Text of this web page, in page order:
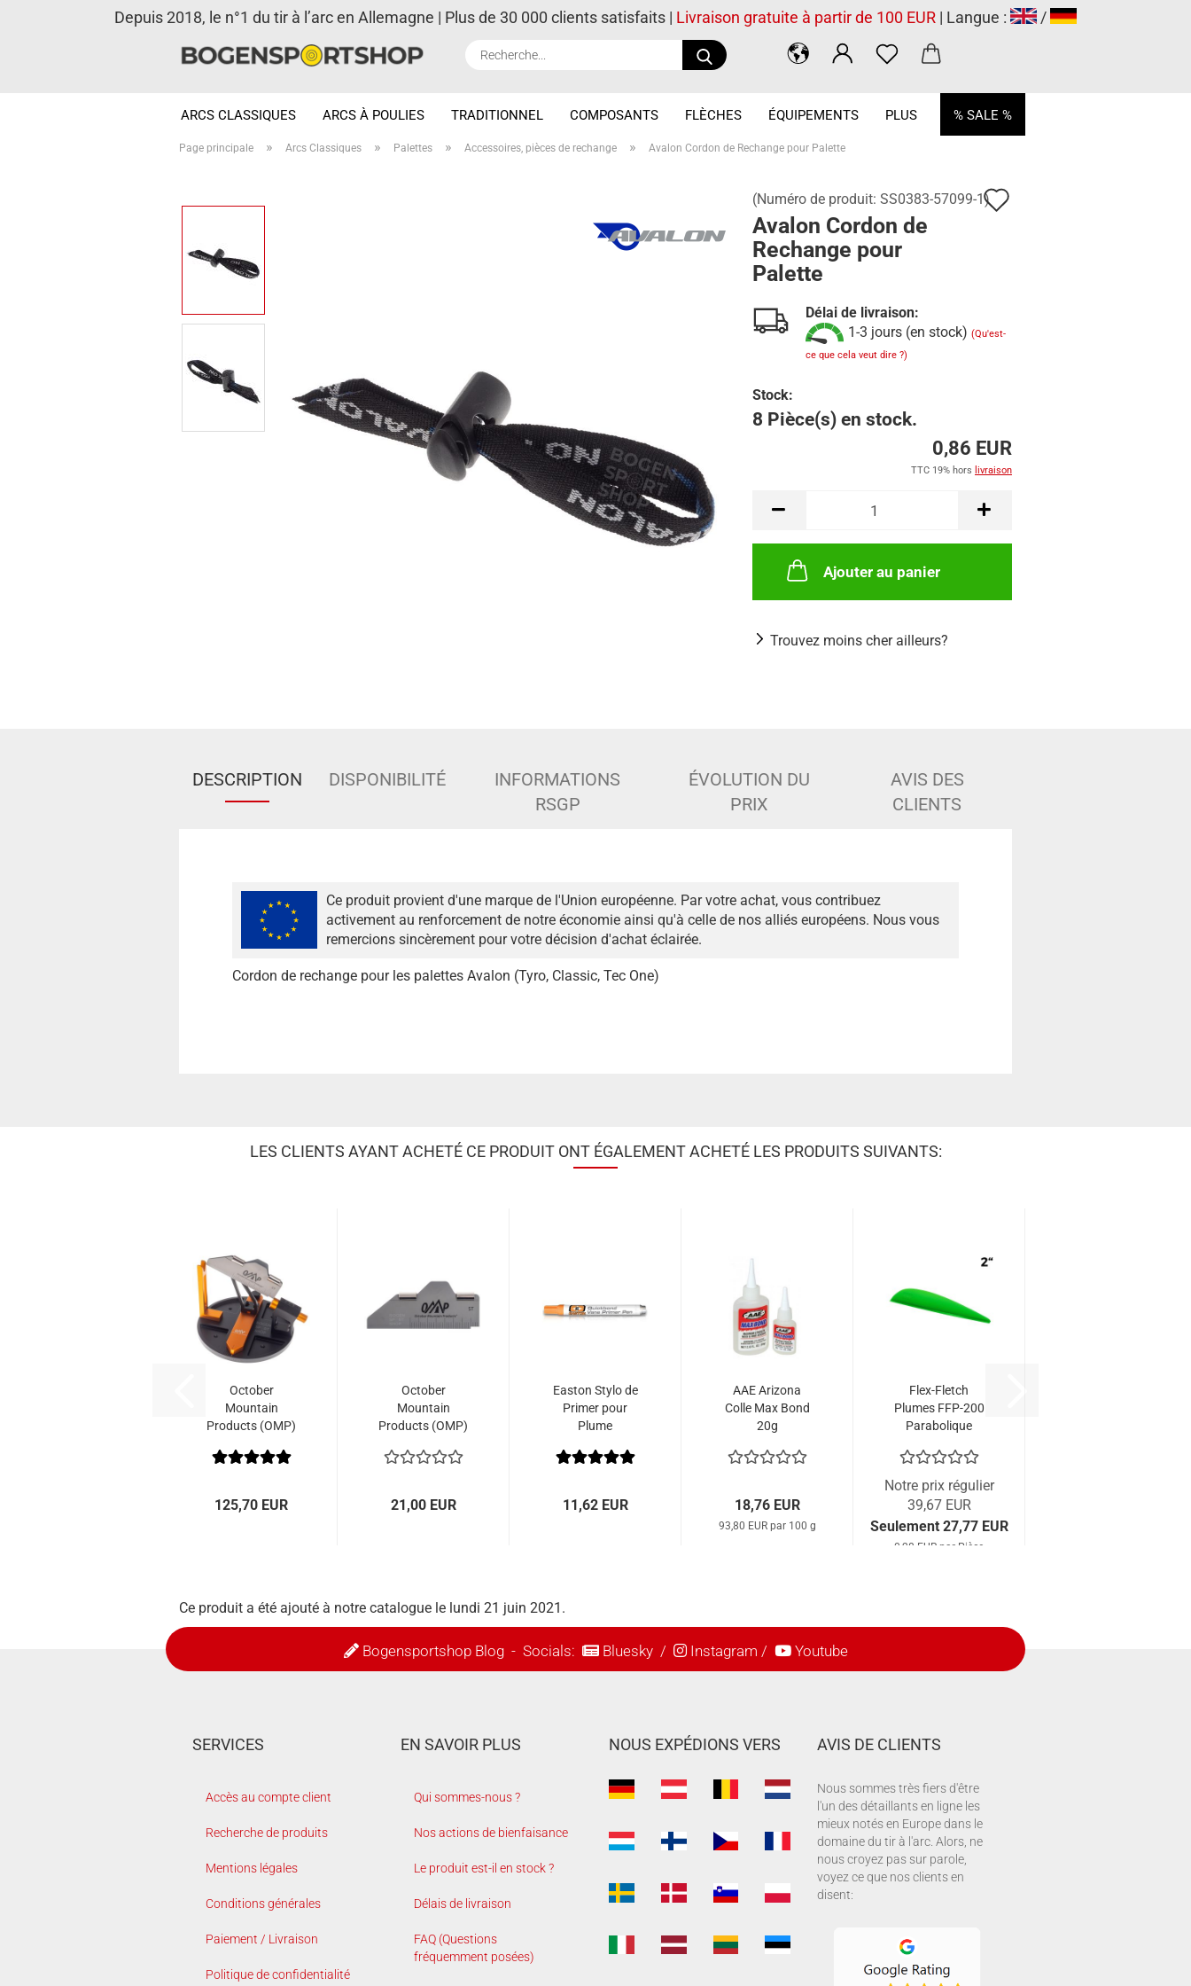
Recherche...
Depuis 2018, le n°1 du tir à l’arc en Allemagne | Plus de 30 000 clients satisfaits | Livraison gratuite à partir de 100 EUR | Langue : /
ARCS CLASSIQUES ARCS À POULIES TRADITIONNEL COMPOSANTS FLÈCHES ÉQUIPEMENTS % SALE %
PLUS
Page principale » Arcs Classiques » Palettes » Accessoires, pièces de rechange » Avalon Cordon de Rechange pour Palette
(Numéro de produit: SS0383-57099-1)
Avalon Cordon de
Rechange pour
Palette
Délai de livraison:
1-3 jours (en stock) (Qu'est-
ce que cela veut dire ?)
Stock:
8 Pièce(s) en stock.
0,86 EUR
TTC 19% hors livraison
Ajouter au panier
Trouvez moins cher ailleurs?
DESCRIPTION DISPONIBILITÉ
INFORMATIONS
RSGP
ÉVOLUTION DU
PRIX
AVIS DES
CLIENTS
Ce produit provient d'une marque de l'Union européenne. Par votre achat, vous contribuez
activement au renforcement de notre économie ainsi qu'à celle de nos alliés européens. Nous vous
remercions sincèrement pour votre décision d'achat éclairée.
Cordon de rechange pour les palettes Avalon (Tyro, Classic, Tec One)
LES CLIENTS AYANT ACHETÉ CE PRODUIT ONT ÉGALEMENT ACHETÉ LES PRODUITS SUIVANTS:
October
Mountain
Products (OMP)
d’Empennage
125,70 EUR
October
Mountain
Products (OMP)
Appareil
Phoenix
21,00 EUR
Easton Stylo de
Primer pour
Plume
11,62 EUR
AAE Arizona
Colle Max Bond
20g
18,76 EUR
93,80 EUR par 100 g
Flex-Fletch
Plumes FFP-200
Parabolique
CLOSEOUT
Notre prix régulier
39,67 EUR
Seulement 27,77 EUR
0,28 EUR par Pièce
Ce produit a été ajouté à notre catalogue le lundi 21 juin 2021.
Bogensportshop Blog- Socials: Bluesky/ Instagram / Youtube
SERVICES
Accès au compte client
Recherche de produits
Mentions légales
Conditions générales
Paiement / Livraison
Politique de confidentialité
EN SAVOIR PLUS
Qui sommes-nous ?
Nos actions de bienfaisance
Le produit est-il en stock ?
Délais de livraison
FAQ (Questions
fréquemment posées)
NOUS EXPÉDIONS VERS AVIS DE CLIENTS
Nous sommes très fiers d'être
l'un des détaillants en ligne les
mieux notés en Europe dans le
domaine du tir à l'arc. Alors, ne
nous croyez pas sur parole,
voyez ce que nos clients en
disent: